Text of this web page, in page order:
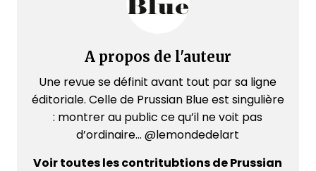
A propos de l'auteur
Une revue se définit avant tout par sa ligne
éditoriale. Celle de Prussian Blue est singulière
: montrer au public ce qu’il ne voit pas
d’ordinaire... @lemondedelart
Voir toutes les contritubtions de Prussian